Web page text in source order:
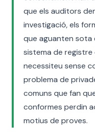
que els auditors
investigació, els
que aguanten sota
sistema de registre
necessiteu sense
problema de
comuns que fan
conformes perdin
motius de proves.